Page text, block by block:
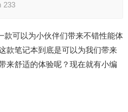
233
款可以为小伙伴们带来不错性能体
款笔记本到底是可以为我们带来
来舒适的体验呢？现在就有小编